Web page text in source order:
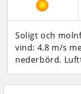
Soligt och
vind: 4.8 m/s
nederbörd.